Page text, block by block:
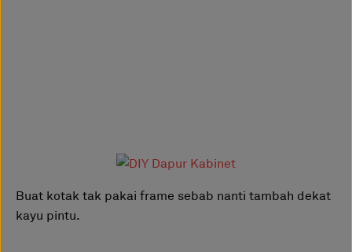
Buat kotak tak pakai frame sebab nanti tambah dekat
kayu pintu.